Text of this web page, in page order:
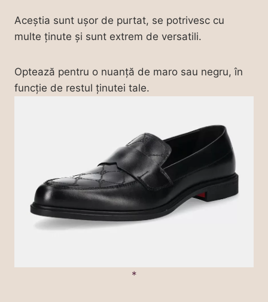
Aceștia sunt ușor de purtat, se potrivesc cu
multe ținute și sunt extrem de versatili.
Optează pentru o nuanță de maro sau negru, în
funcție de restul ținutei tale.